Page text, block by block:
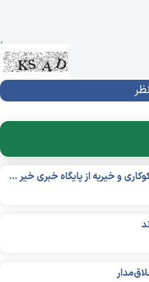
تجلیل دبیرخانۀ شبکۀ ملی مؤسسات نیکوکاری و خیریه از پایگاه خبری خیر ایران